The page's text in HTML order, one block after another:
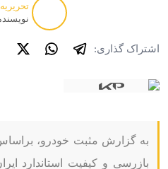
اشتراک گذاری:
به گزارش مثبت خودرو،